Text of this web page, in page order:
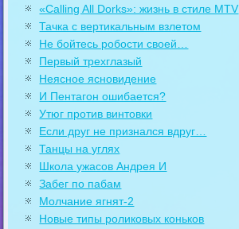
«Calling All Dorks»: жизнь в стиле MTV
Тачка с вертикальным взлетом
Не бойтесь робости своей…
Первый трехглазый
Неясное ясновидение
И Пентагон ошибается?
Утюг против винтовки
Если друг не признался вдруг…
Танцы на углях
Школа ужасов Андрея И
Забег по пабам
Молчание ягнят-2
Новые типы роликовых коньков